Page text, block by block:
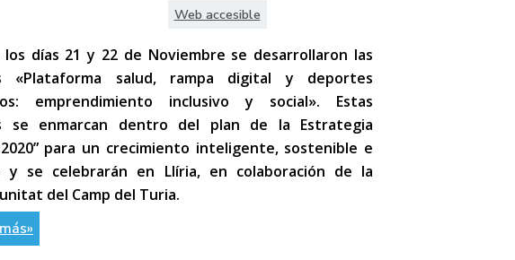
Web accesible
días 21 y 22 de Noviembre se desarrollaron las
«Plataforma salud, rampa digital y deportes
emprendimiento inclusivo y social». Estas
se enmarcan dentro del plan de la Estrategia
2020” para un crecimiento inteligente, sostenible e
y se celebrarán en Llíria, en colaboración de la
del Camp del Turia.